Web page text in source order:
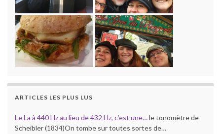
ARTICLES LES PLUS LUS
Le La à 440 Hz au lieu de 432 Hz, c’est une…le tonomètre de
Scheibler (1834)On tombe sur toutes sortes de…